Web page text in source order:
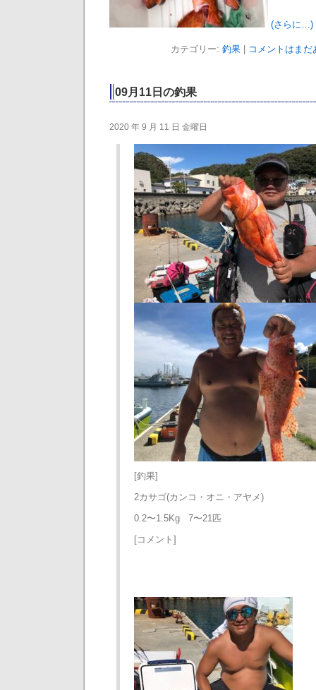
(さらに…)
カテゴリー: 釣果| コメントはまだ
09月11日の釣果
2020 年 9 月 11 日 金曜日
[釣果]
2カサゴ(カンコ・オニ・アヤメ)
0.2〜1.5Kg 7〜21匹
[コメント]